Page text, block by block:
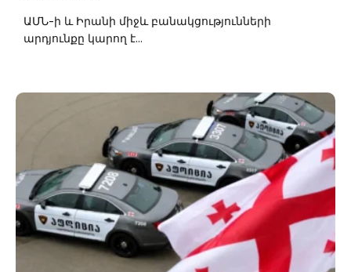
ԱՄՆ-ի և Իրանի միջև բանակցությունների
արդյունքը կարող է...